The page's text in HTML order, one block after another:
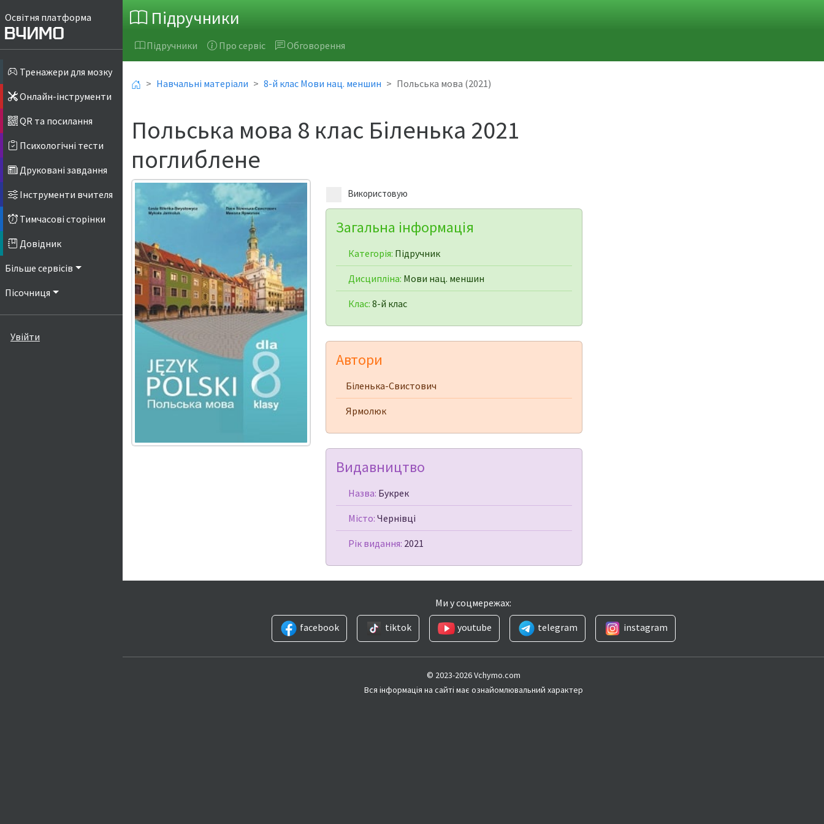
Освітня платформа
Тренажери для мозку
Онлайн-інструменти
QR та посилання
Психологічні тести
Друковані завдання
Інструменти вчителя
Тимчасові сторінки
Довідник
Більше сервісів
Пісочниця
Увійти
Підручники
Підручники Про сервіс Обговорення
Навчальні матеріали 8-й клас Мови нац. меншин Польська мова (2021)
Польська мова 8 клас Біленька 2021
поглиблене
Використовую
Загальна інформація
Категорія: Підручник
Дисципліна: Мови нац. меншин
Клас: 8-й клас
Автори
Біленька-Свистович
Ярмолюк
Видавництво
Назва: Букрек
Місто: Чернівці
Рік видання: 2021
Ми у соцмережах:
facebook
tiktok youtube telegram instagram
© 2023-2026 Vchymo.com
Вся інформація на сайті має ознайомлювальний характер